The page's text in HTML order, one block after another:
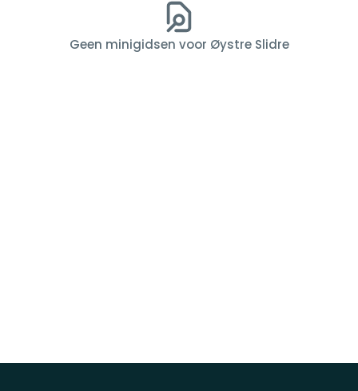
Geen minigidsen voor Øystre Slidre